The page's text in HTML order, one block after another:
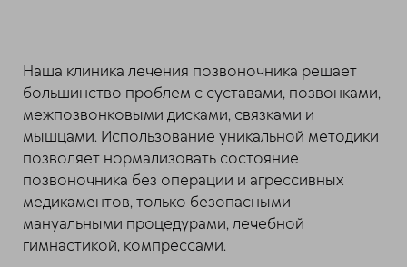
Наша клиника лечения позвоночника решает
большинство проблем с суставами, позвонками,
межпозвонковыми дисками, связками и
мышцами. Использование уникальной методики
позволяет нормализовать состояние
позвоночника без операции и агрессивных
медикаментов, только безопасными
мануальными процедурами, лечебной
гимнастикой, компрессами.